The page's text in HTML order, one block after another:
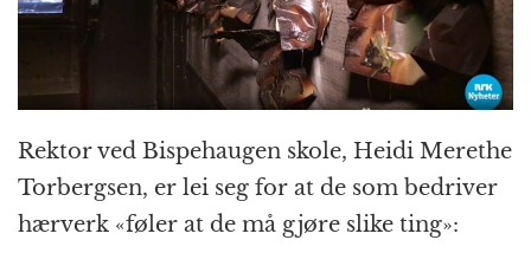
Rektor ved Bispehaugen skole, Heidi Merethe
Torbergsen, er lei seg for at de som bedriver
hærverk «føler at de må gjøre slike ting»: